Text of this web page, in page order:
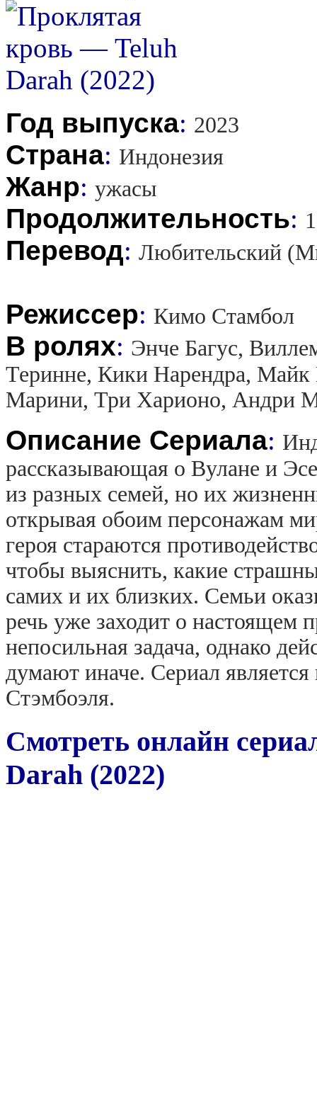
Год выпуска: 2023
Страна: Индонезия
Жанр: ужасы
Продолжительность:
Перевод: Любительский
Режиссер: Кимо Стамбол
В ролях: Энче Багус,
Теринне, Кики Нарендра,
Марини, Три Харионо, Андри
Описание Сериала:
рассказывающая о Вулане и
из разных семей, но их
открывая обоим персонажам
героя стараются
чтобы выяснить, какие
самих и их близких. Семьи
речь уже заходит о настоящем
непосильная задача, однако
думают иначе. Сериал
Стэмбоэля.
Смотреть онлайн
Darah (2022)